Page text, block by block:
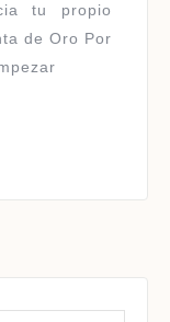
tu propio
de Oro Por